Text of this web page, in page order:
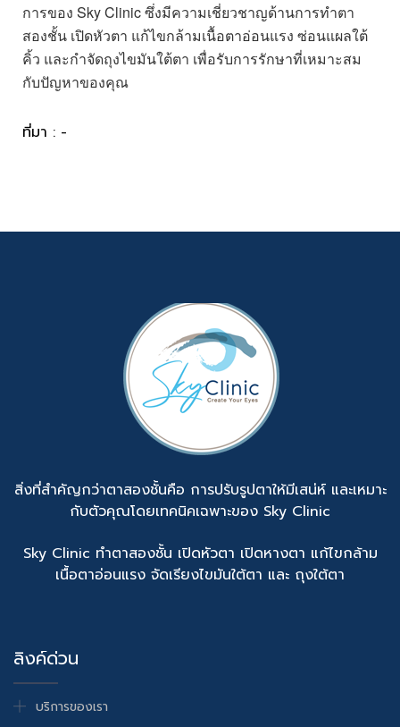
การของ Sky Clinic ซึ่งมีความเชี่ยวชาญด้านการทำตา
สองชั้น เปิดหัวตา แก้ไขกล้ามเนื้อตาอ่อนแรง ซ่อนแผลใต้
คิ้ว และกำจัดถุงไขมันใต้ตา เพื่อรับการรักษาที่เหมาะสม
กับปัญหาของคุณ
ที่มา : -
สิ่งที่สำคัญกว่าตาสองชั้นคือ การปรับรูปตาให้มีเสน่ห์ และเหมาะ
กับตัวคุณโดยเทคนิคเฉพาะของ Sky Clinic
Sky Clinic ทำตาสองชั้น เปิดหัวตา เปิดหางตา แก้ไขกล้าม
เนื้อตาอ่อนแรง จัดเรียงไขมันใต้ตา และ ถุงใต้ตา
ลิงค์ด่วน
บริการของเรา